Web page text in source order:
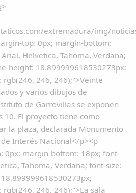
extremadura/img/
top: 0px; margin-bottom:
Helvetica, Tahoma, Verdana;
height: 18.899999618530273px;
rgb(246, 246, 246);">Veinte
y varios dibujos de
de Garrovillas se exponen
10. El proyecto tiene como
la plaza, declarada Monumento
Interés Nacional</p><p
0px; margin-bottom: 18px; font-
Tahoma, Verdana; font-size:
rgb(246, 246, 246);">La sala